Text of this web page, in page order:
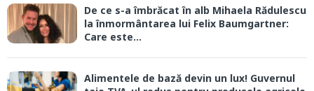
De ce s-a îmbrăcat în alb Mihaela Rădulescu
la înmormântarea lui Felix Baumgartner:
Care este...
Alimentele de bază devin un lux! Guvernul